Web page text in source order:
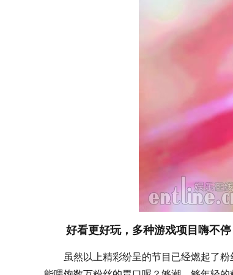
好看更好玩，多种游戏项目嗨不停
虽然以上精彩纷呈的节目已经燃起了粉